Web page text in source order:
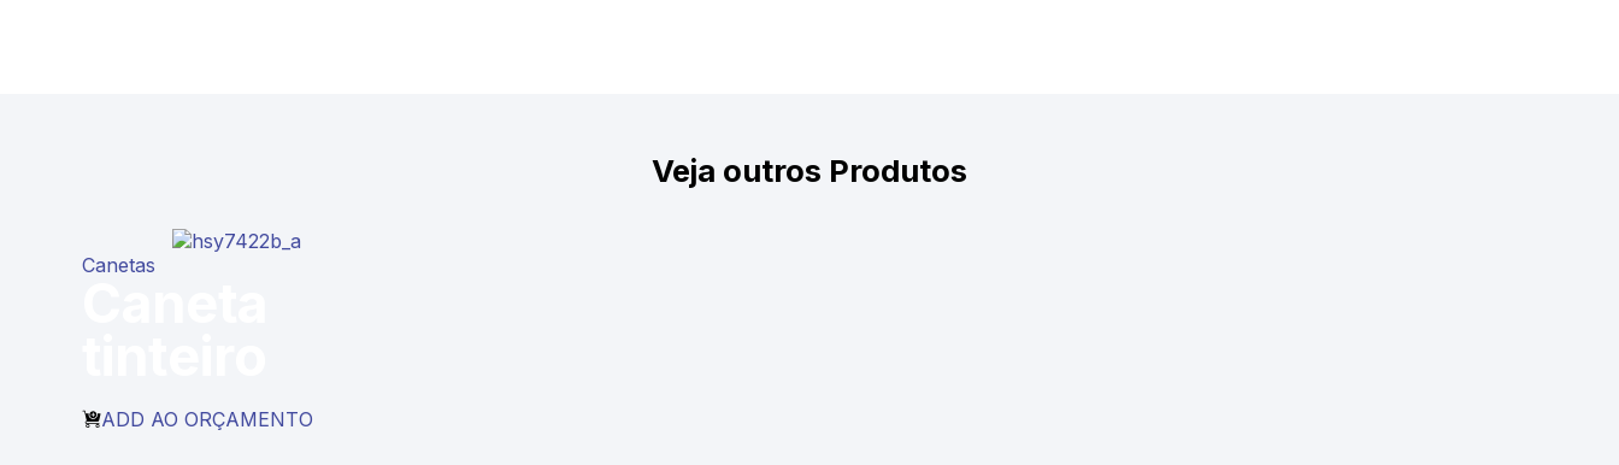
Veja outros Produtos
Canetas
ADD AO ORÇAMENTO